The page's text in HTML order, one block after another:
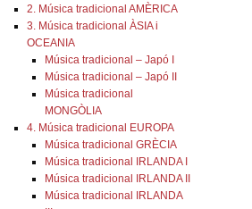
2. Música tradicional AMÈRICA
3. Música tradicional ÀSIA i
OCEANIA
Música tradicional – Japó I
Música tradicional – Japó II
Música tradicional
MONGÒLIA
4. Música tradicional EUROPA
Música tradicional GRÈCIA
Música tradicional IRLANDA I
Música tradicional IRLANDA II
Música tradicional IRLANDA